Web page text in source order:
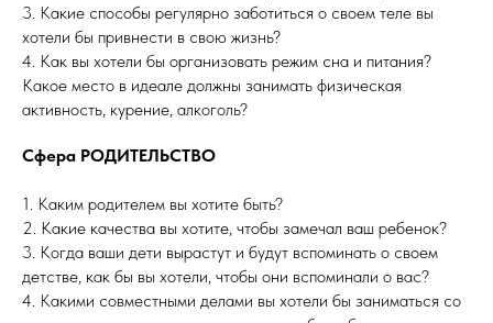
3. Какие способы регулярно заботиться о своем теле вы
хотели бы привнести в свою жизнь?
4. Как вы хотели бы организовать режим сна и питания?
Какое место в идеале должны занимать физическая
активность, курение, алкоголь?
Сфера РОДИТЕЛЬСТВО
1. Каким родителем вы хотите быть?
2. Какие качества вы хотите, чтобы замечал ваш ребенок?
3. Когда ваши дети вырастут и будут вспоминать о своем
детстве, как бы вы хотели, чтобы они вспоминали о вас?
4. Какими совместными делами вы хотели бы заниматься со